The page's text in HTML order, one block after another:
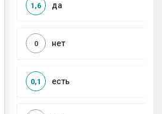
да
1,6
нет
0
есть
0,1